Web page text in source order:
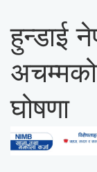
हुन्डाई
घोषणा